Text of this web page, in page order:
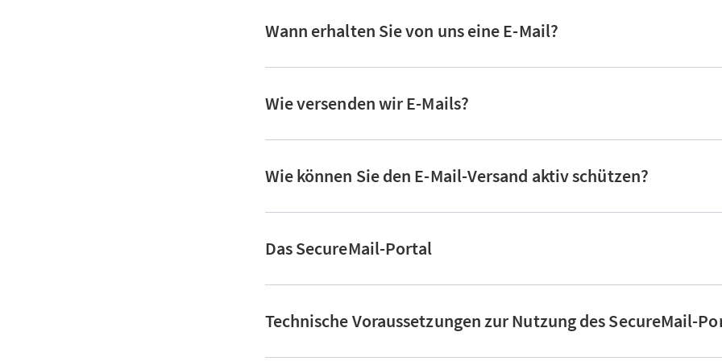
Wann erhalten Sie von uns eine E-Mail?
Wie versenden wir E-Mails?
Wie können Sie den E-Mail-Versand aktiv schützen?
Das SecureMail-Portal
Technische Voraussetzungen zur Nutzung des SecureMail-